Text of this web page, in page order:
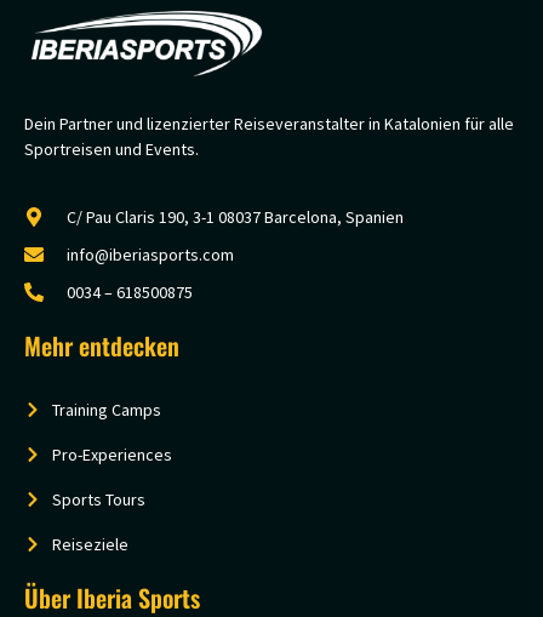
Dein Partner und lizenzierter Reiseveranstalter in Katalonien für alle
Sportreisen und Events.
C/ Pau Claris 190, 3-1 08037 Barcelona, Spanien
info@iberiasports.com
0034 – 618500875
Mehr entdecken
Training Camps
Pro-Experiences
Sports Tours
Reiseziele
Über Iberia Sports